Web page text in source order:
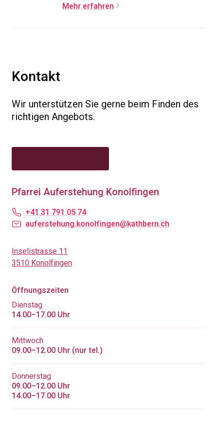
Mehr erfahren
Kontakt
Wir unterstützen Sie gerne beim Finden des
richtigen Angebots.
Pfarrei Auferstehung Konolfingen
+41 31 791 05 74
auferstehung.konolfingen@kathbern.ch
Inselistrasse 11
3510 Konolfingen
Öffnungszeiten
Dienstag
14.00–17.00 Uhr
Mittwoch
09.00–12.00 Uhr (nur tel.)
Donnerstag
09.00–12.00 Uhr
14.00–17.00 Uhr